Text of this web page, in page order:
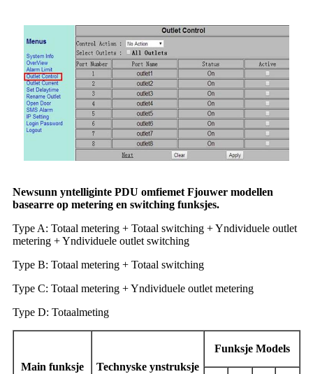
Newsunn yntelliginte PDU omfiemet Fjouwer modellen
basearre op metering en switching funksjes.
Type A: Totaal metering + Totaal switching + Yndividuele outlet
metering + Yndividuele outlet switching
Type B: Totaal metering + Totaal switching
Type C: Totaal metering + Yndividuele outlet metering
Type D: Totaalmeting
Main funksje Technyske ynstruksje
Funksje Models